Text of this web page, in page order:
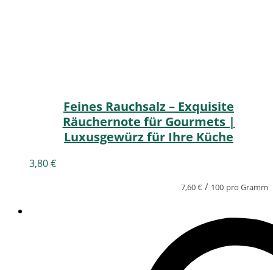
Feines Rauchsalz – Exquisite
Räuchernote für Gourmets |
Luxusgewürz für Ihre Küche
3,80€
7,60€ / 100 pro Gramm